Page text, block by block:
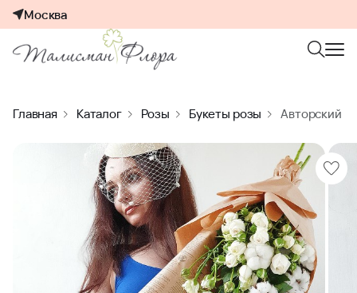
Москва
Главная Каталог Розы Букеты розы Авторский